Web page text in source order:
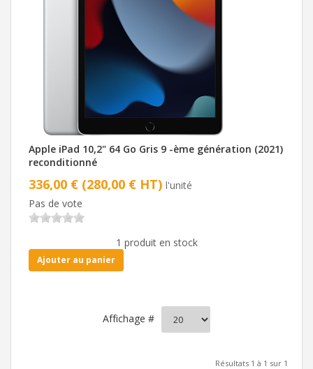
Apple iPad 10,2" 64 Go Gris 9 -ème génération (2021)
reconditionné
336,00 € (280,00 € HT) l'unité
Pas de vote
1 produit en stock
Ajouter au panier
Affichage #
Résultats 1 à 1 sur 1